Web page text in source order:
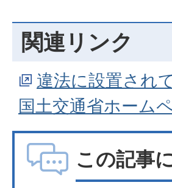
関連リンク
違法に設置され
国土交通省ホーム
この記事